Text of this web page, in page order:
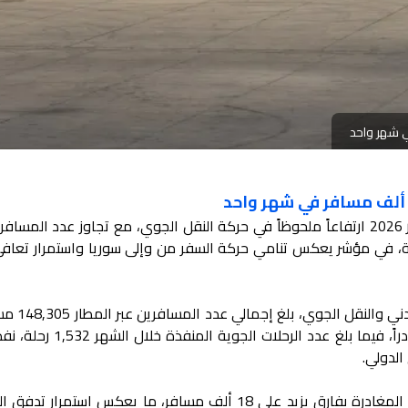
أكثر من 1500 رحلة جوية، في مؤشر يعكس تنامي حركة السفر من وإلى سوريا واستمرار
وبحسب بيانات
وتظهر الأرقام تفوق حركة القدوم على المغادرة بفارق يزيد على 18 ألف مسافر، ما يعكس